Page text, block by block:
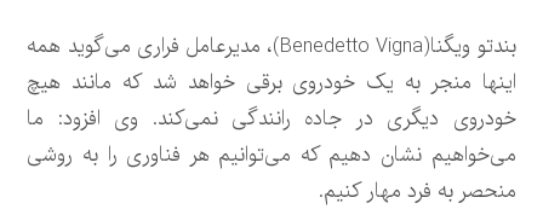
بندتو ویگنا(Benedetto Vigna)، مدیرعامل فراری می‌گوید همه
اینها منجر به یک خودروی برقی خواهد شد که مانند هیچ
خودروی دیگری در جاده رانندگی نمی‌کند. وی افزود: ما
می‌خواهیم نشان دهیم که می‌توانیم هر فناوری را به روشی
منحصر به فرد مهار کنیم.